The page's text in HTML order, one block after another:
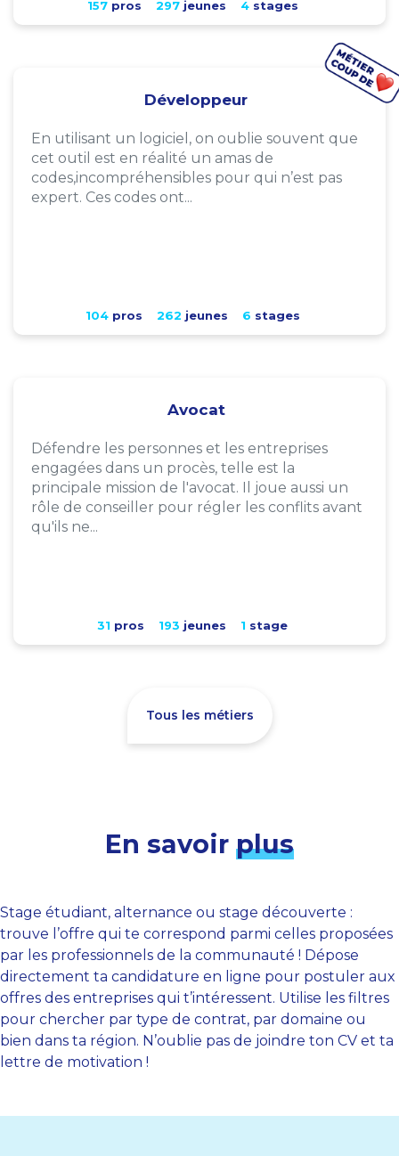
157pros 297jeunes 4stages
Développeur
En utilisant un logiciel, on oublie souvent que
cet outil est en réalité un amas de
codes,incompréhensibles pour qui n’est pas
expert. Ces codes ont...
104pros 262 jeunes 6 stages
Avocat
Défendre les personnes et les entreprises
engagées dans un procès, telle est la
principale mission de l'avocat. Il joue aussi un
rôle de conseiller pour régler les conflits avant
qu'ils ne...
31 pros 193 jeunes 1 stage
Tous les métiers
En savoir plus
Stage étudiant, alternance ou stage découverte :
trouve l’offre qui te correspond parmi celles proposées
par les professionnels de la communauté ! Dépose
directement ta candidature en ligne pour postuler aux
offres des entreprises qui t’intéressent. Utilise les filtres
pour chercher par type de contrat, par domaine ou
bien dans ta région. N’oublie pas de joindre ton CV et ta
lettre de motivation !